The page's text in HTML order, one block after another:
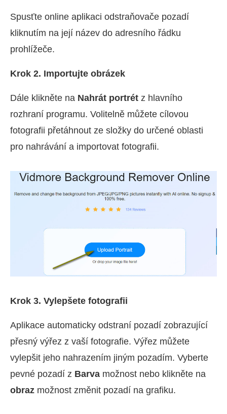
Spusťte online aplikaci odstraňovače pozadí
kliknutím na její název do adresního řádku
prohlížeče.
Krok 2. Importujte obrázek
Dále klikněte na Nahrát portrét z hlavního
rozhraní programu. Volitelně můžete cílovou
fotografii přetáhnout ze složky do určené oblasti
pro nahrávání a importovat fotografii.
Krok 3. Vylepšete fotografii
Aplikace automaticky odstraní pozadí zobrazující
přesný výřez z vaší fotografie. Výřez můžete
vylepšit jeho nahrazením jiným pozadím. Vyberte
pevné pozadí z Barva možnost nebo klikněte na
obraz možnost změnit pozadí na grafiku.